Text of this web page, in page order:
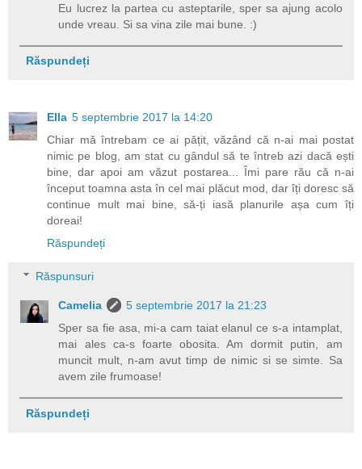
Eu lucrez la partea cu asteptarile, sper sa ajung acolo
unde vreau. Si sa vina zile mai bune. :)
Răspundeți
Ella 5 septembrie 2017 la 14:20
Chiar mă întrebam ce ai pățit, văzând că n-ai mai postat
nimic pe blog, am stat cu gândul să te întreb azi dacă ești
bine, dar apoi am văzut postarea... Îmi pare rău că n-ai
început toamna asta în cel mai plăcut mod, dar îți doresc să
continue mult mai bine, să-ți iasă planurile așa cum îți
doreai!
Răspundeți
Răspunsuri
Camelia
5 septembrie 2017 la 21:23
Sper sa fie asa, mi-a cam taiat elanul ce s-a intamplat,
mai ales ca-s foarte obosita. Am dormit putin, am
muncit mult, n-am avut timp de nimic si se simte. Sa
avem zile frumoase!
Răspundeți